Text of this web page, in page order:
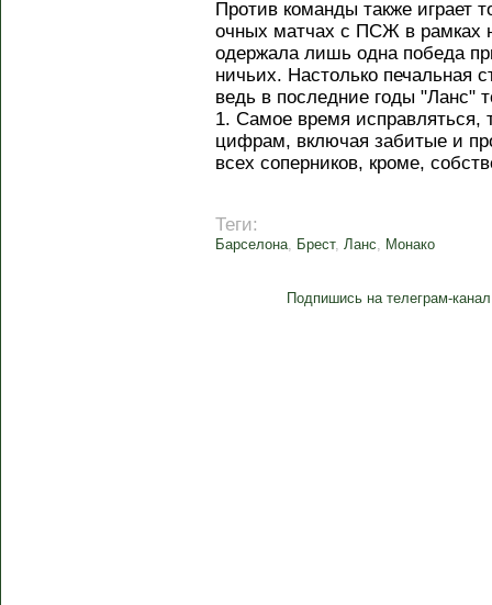
Против команды также играет
очных матчах с ПСЖ в рамках
одержала лишь одна победа
ничьих. Настолько печальная
ведь в последние годы "Ланс"
1. Самое время исправляться,
цифрам, включая забитые и
всех соперников, кроме,
Теги:
Барселона, Брест, Ланс, Монако
Подпишись на телеграм-